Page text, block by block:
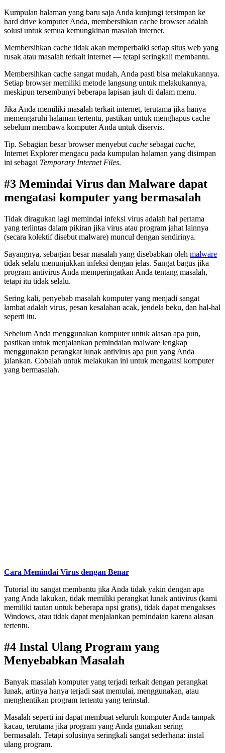
Kumpulan halaman yang baru saja Anda kunjungi tersimpan ke
hard drive komputer Anda, membersihkan cache browser adalah
solusi untuk semua kemungkinan masalah internet.
Membersihkan cache tidak akan memperbaiki setiap situs web yang
rusak atau masalah terkait internet — tetapi seringkali membantu.
Membersihkan cache sangat mudah, Anda pasti bisa melakukannya.
Setiap browser memiliki metode langsung untuk melakukannya,
meskipun tersembunyi beberapa lapisan jauh di dalam menu.
Jika Anda memiliki masalah terkait internet, terutama jika hanya
memengaruhi halaman tertentu, pastikan untuk menghapus cache
sebelum membawa komputer Anda untuk diservis.
Tip. Sebagian besar browser menyebut cache sebagai cache,
Internet Explorer mengacu pada kumpulan halaman yang disimpan
ini sebagai Temporary Internet Files.
#3 Memindai Virus dan Malware dapat
mengatasi komputer yang bermasalah
Tidak diragukan lagi memindai infeksi virus adalah hal pertama
yang terlintas dalam pikiran jika virus atau program jahat lainnya
(secara kolektif disebut malware) muncul dengan sendirinya.
Sayangnya, sebagian besar masalah yang disebabkan oleh malware
tidak selalu menunjukkan infeksi dengan jelas. Sangat bagus jika
program antivirus Anda memperingatkan Anda tentang masalah,
tetapi itu tidak selalu.
Sering kali, penyebab masalah komputer yang menjadi sangat
lambat adalah virus, pesan kesalahan acak, jendela beku, dan hal-hal
seperti itu.
Sebelum Anda menggunakan komputer untuk alasan apa pun,
pastikan untuk menjalankan pemindaian malware lengkap
menggunakan perangkat lunak antivirus apa pun yang Anda
jalankan. Cobalah untuk melakukan ini untuk mengatasi komputer
yang bermasalah.
Cara Memindai Virus dengan Benar
Tutorial itu sangat membantu jika Anda tidak yakin dengan apa
yang Anda lakukan, tidak memiliki perangkat lunak antivirus (kami
memiliki tautan untuk beberapa opsi gratis), tidak dapat mengakses
Windows, atau tidak dapat menjalankan pemindaian karena alasan
tertentu.
#4 Instal Ulang Program yang
Menyebabkan Masalah
Banyak masalah komputer yang terjadi terkait dengan perangkat
lunak, artinya hanya terjadi saat memulai, menggunakan, atau
menghentikan program tertentu yang terinstal.
Masalah seperti ini dapat membuat seluruh komputer Anda tampak
kacau, terutama jika program yang Anda gunakan sering
bermasalah. Tetapi solusinya seringkali sangat sederhana: instal
ulang program.